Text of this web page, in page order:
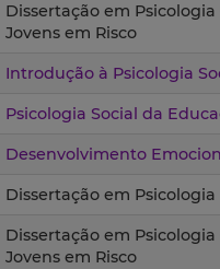
Dissertação em
Jovens em Risco
Introdução à Psicologia
Psicologia Social da
Desenvolvimento
Dissertação em
Dissertação em
Jovens em Risco